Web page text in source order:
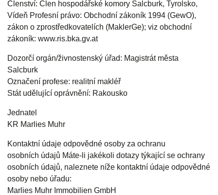
Členství: Člen hospodářské komory Salcburk, Tyrolsko,
Vídeň Profesní právo: Obchodní zákoník 1994 (GewO),
zákon o zprostředkovatelích (MaklerGe); viz obchodní
zákoník: www.ris.bka.gv.at
Dozorčí orgán/živnostenský úřad: Magistrát města
Salcburk
Označení profese: realitní makléř
Stát udělující oprávnění: Rakousko
Jednatel
KR Marlies Muhr
Kontaktní údaje odpovědné osoby za ochranu
osobních údajů Máte-li jakékoli dotazy týkající se ochrany
osobních údajů, naleznete níže kontaktní údaje odpovědné
osoby nebo úřadu:
Marlies Muhr Immobilien GmbH